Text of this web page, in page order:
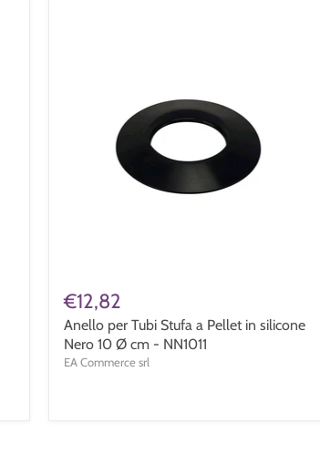
€12,82
Anello per Tubi Stufa a Pellet in silicone
Nero 10 Ø cm - NN1011
EA Commerce srl